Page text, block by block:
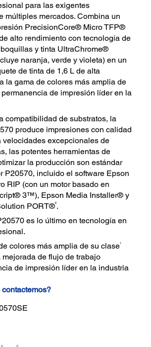
para las exigentes
múltiples mercados. Combina un
PrecisionCore® Micro TFP®
alto rendimiento con tecnología de
y tinta UltraChrome®
naranja, verde y violeta) en un
de tinta de 1,6 L de alta
la gama de colores más amplia de
de impresión líder en la
compatibilidad de substratos, la
produce impresiones con calidad
velocidades excepcionales de
las potentes herramientas de
la producción son estándar
P20570, incluido el software Epson
RIP (con un motor basado en
3™), Epson Media Installer® y
PORT®6.
es lo último en tecnología en
colores más amplia de su clase1
mejorada de flujo de trabajo
de impresión líder en la industria